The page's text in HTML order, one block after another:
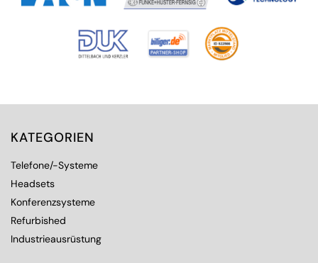
KATEGORIEN
Telefone/-Systeme
Headsets
Konferenzsysteme
Refurbished
Industrieausrüstung